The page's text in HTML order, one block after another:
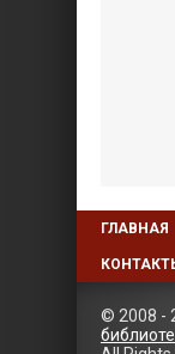
ГЛАВНАЯ
© 2008 -